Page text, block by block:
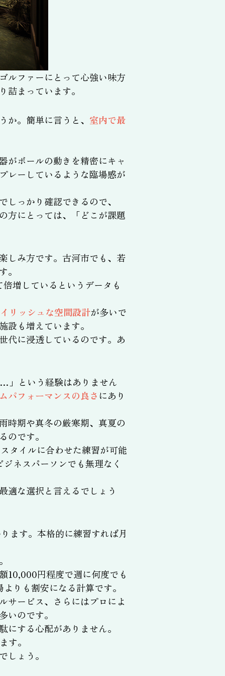
ルファーにとって心強い味方
まっています。
。簡単に言うと、 室内で最
がボールの動きを精密にキャ
レーしているような臨場感が
っかり確認できるので、
方にとっては、「どこが課題
しみ方です。古河市でも、若
。
増しているというデータも
リッシュな空間設計が多いで
も増えています。
代に浸透しているのです。あ
」という経験はありません
パフォーマンスの良さ にあり
時期や真冬の厳寒期、真夏の
のです。
タイルに合わせた練習が可能
ネスパーソンでも無理なく
適な選択と言えるでしょう
ます。本格的に練習すれば月
10,000円程度で週に何度でも
りも割安になる計算です。
サービス、さらにはプロによ
のです。
する心配がありません。
す。
しょう。